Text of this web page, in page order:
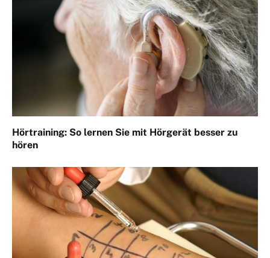
Hörtraining: So lernen Sie mit Hörgerät besser zu
hören